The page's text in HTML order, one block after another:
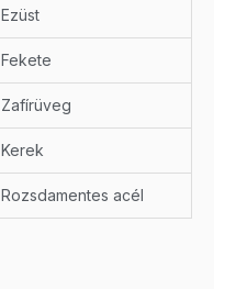
Ezüst
Fekete
Zafírüveg
Kerek
Rozsdamentes acél